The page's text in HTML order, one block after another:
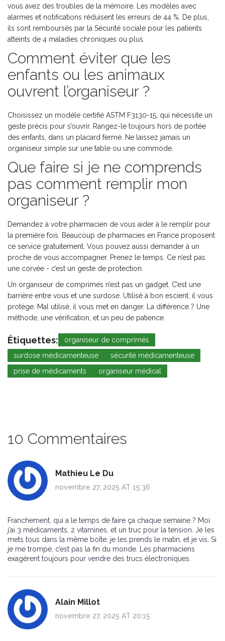
vous avez des troubles de la mémoire. Les modèles avec
alarmes et notifications réduisent les erreurs de 44 %. De plus,
ils sont remboursés par la Sécurité sociale pour les patients
atteints de 4 maladies chroniques ou plus.
Comment éviter que les
enfants ou les animaux
ouvrent l’organiseur ?
Choisissez un modèle certifié ASTM F3130-15, qui nécessite un
geste précis pour s’ouvrir. Rangez-le toujours hors de portée
des enfants, dans un placard fermé. Ne laissez jamais un
organiseur simple sur une table ou une commode.
Que faire si je ne comprends
pas comment remplir mon
organiseur ?
Demandez à votre pharmacien de vous aider à le remplir pour
la première fois. Beaucoup de pharmacies en France proposent
ce service gratuitement. Vous pouvez aussi demander à un
proche de vous accompagner. Prenez le temps. Ce n’est pas
une corvée - c’est un geste de protection.
Un organiseur de comprimés n’est pas un gadget. C’est une
barrière entre vous et une surdose. Utilisé à bon escient, il vous
protège. Mal utilisé, il vous met en danger. La différence ? Une
méthode, une vérification, et un peu de patience.
Étiquettes:
organiseur de comprimés
surdose médicamenteuse
sécurité médicamenteuse
prise de médicaments
organiseur médical
10 Commentaires
Mathieu Le Du
novembre 27, 2025 AT 15:36
Franchement, qui a le temps de faire ça chaque semaine ? Moi
j’ai 3 médicaments, 2 vitamines, et un truc pour la tension. Je les
mets tous dans la même boîte, je les prends le matin, et je vis. Si
je me trompe, c’est pas la fin du monde. Les pharmaciens
exagèrent toujours pour vendre des trucs électroniques.
Alain Millot
novembre 27, 2025 AT 20:15